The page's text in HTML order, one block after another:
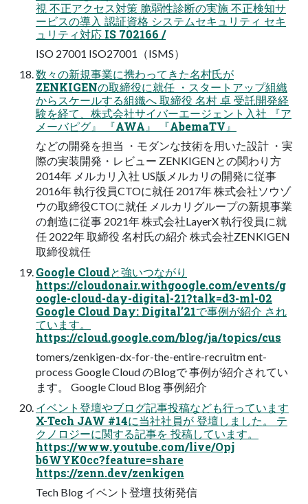
視 不正アクセス対策 脆弱性診断の実施 不正検知サ
ービスの導入 認証資格 システムセキュリティ セキ
ュリティ対応 IS 702166 /
ISO 27001 ISO27001（ISMS）
数々の新規事業に携わってきた名村氏が
ZENKIGENの取締役に就任 ・スタートアップ組織
からスケールする組織へ 取締役 名村 卓 受託開発経
験を経て、株式会社サイバーエージェント入社 『ア
メーバピグ』 『AWA』 『AbemaTV』
などの開発を担当 ・モダンな技術を用いた設計 ・実
際の実装開発・レビュー ZENKIGENとの関わり方
2014年 メルカリ入社 US版メルカリの開発に従事
2016年 執行役員CTOに就任 2017年 株式会社ソウゾ
ウの取締役CTOに就任 メルカリグループの新規事業
の創造に従事 2021年 株式会社LayerX 執行役員に就
任 2022年 取締役 名村氏の紹介 株式会社ZENKIGEN
取締役就任
Google Cloudと強いつながり
https://cloudonair.withgoogle.com/events/g
oogle-cloud-day-digital-21?talk=d3-ml-02
Google Cloud Day: Digital’21で事例が紹介 され
ています。
https://cloud.google.com/blog/ja/topics/cus
tomers/zenkigen-dx-for-the-entire-recruitm ent-
process Google Cloud のBlogで 事例が紹介されてい
ます。 Google Cloud Blog 事例紹介
イベント登壇やブログ記事投稿なども行っています
X-Tech JAW #14に当社社員が 登壇しました。 テ
クノロジーに関する記事を 投稿しています。
https://www.youtube.com/live/Opj
b6WYK0cc?feature=share
https://zenn.dev/zenkigen
Tech Blog イベント登壇 技術発信